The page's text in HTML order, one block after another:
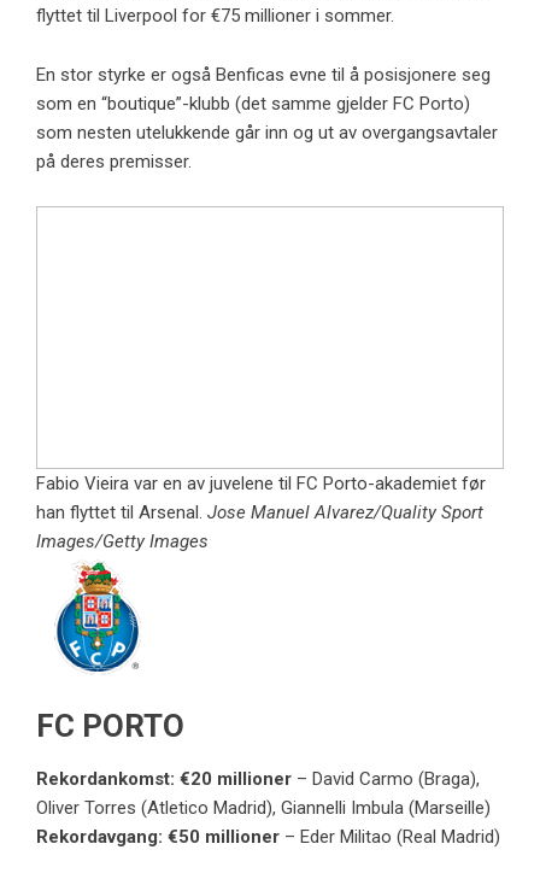
flyttet til Liverpool for €75 millioner i sommer.
En stor styrke er også Benficas evne til å posisjonere seg
som en “boutique”-klubb (det samme gjelder FC Porto)
som nesten utelukkende går inn og ut av overgangsavtaler
på deres premisser.
Fabio Vieira var en av juvelene til FC Porto-akademiet før
han flyttet til Arsenal. Jose Manuel Alvarez/Quality Sport
Images/Getty Images
FC PORTO
Rekordankomst: €20 millioner – David Carmo (Braga),
Oliver Torres (Atletico Madrid), Giannelli Imbula (Marseille)
Rekordavgang: €50 millioner – Eder Militao (Real Madrid)